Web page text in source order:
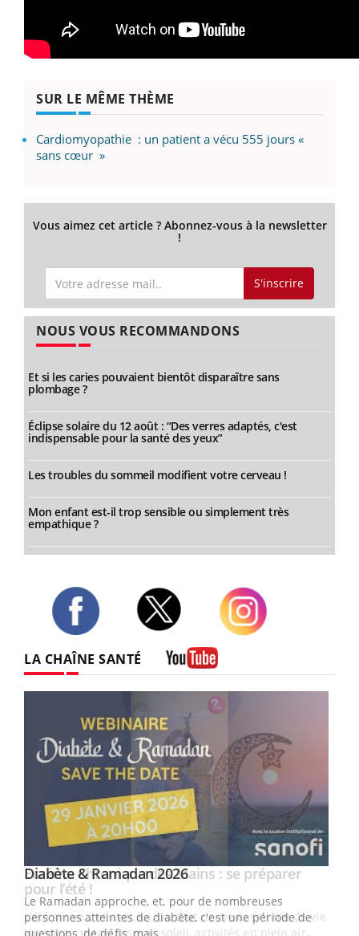
SUR LE MÊME THÈME
Cardiomyopathie : un patient a vécu 555 jours «
sans cœur »
Vous aimez cet article ? Abonnez-vous à la newsletter
!
S'inscrire
NOUS VOUS RECOMMANDONS
Et si les caries pouvaient bientôt disparaître sans
plombage ?
Éclipse solaire du 12 août : “Des verres adaptés, c'est
indispensable pour la santé des yeux”
Les troubles du sommeil modifient votre cerveau !
Mon enfant est-il trop sensible ou simplement très
empathique ?
LA CHAÎNE SANTÉ
Youtube
Diabète & Ramadan 2026Youtube
Le Ramadan approche, et, pour de nombreuses
personnes atteintes de diabète, c'est une période de